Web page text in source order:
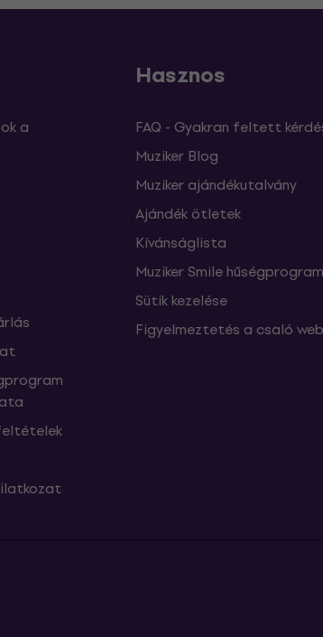
a
Hasznos
FAQ - Gyakran feltett
Muziker Blog
Muziker ajándékutalvány
Ajándék ötletek
Kívánságlista
Muziker Smile hűségprogram
Sütik kezelése
Figyelmeztetés a csaló